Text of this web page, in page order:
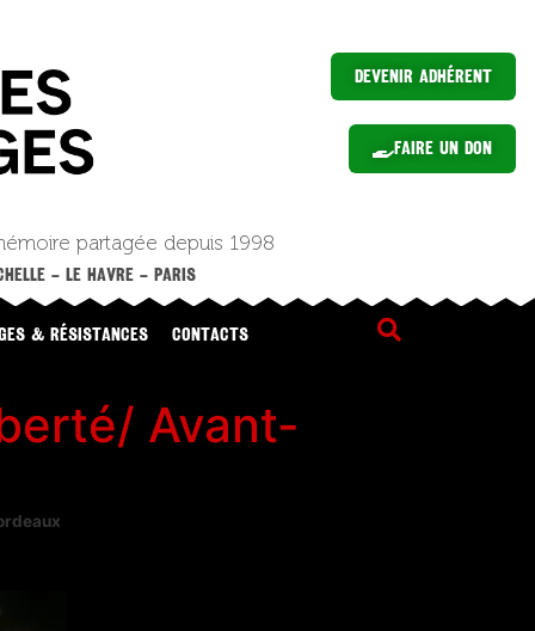
Devenir Adhérent
Faire un Don
partagée depuis 1998
– LE HAVRE – PARIS
& RÉSISTANCES CONTACTS
Avant-